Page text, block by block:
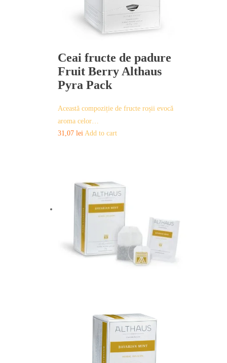
Ceai fructe de padure
Fruit Berry Althaus
Pyra Pack
Această compoziție de fructe roșii evocă
aroma celor…
31,07 lei Add to cart